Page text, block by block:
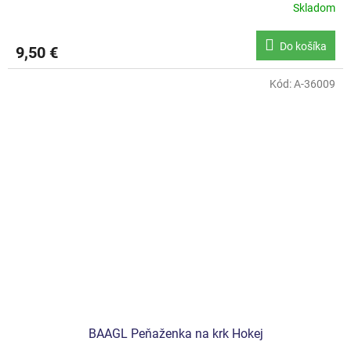
Skladom
9,50 € Do košíka
BAAGL Peňaženka na krk Hokej
Kód:A-36009